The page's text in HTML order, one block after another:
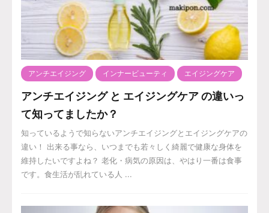
アンチエイジング インナービューティ エイジングケア
アンチエイジング と エイジングケア の違いっ
て知ってましたか？
知っているようで知らないアンチエイジングとエイジングケアの
違い！ 出来る事なら、いつまでも若々しく綺麗で健康な身体を
維持したいですよね？ 老化・病気の原因は、やはり一番は食事
です。食生活が乱れている人 ...